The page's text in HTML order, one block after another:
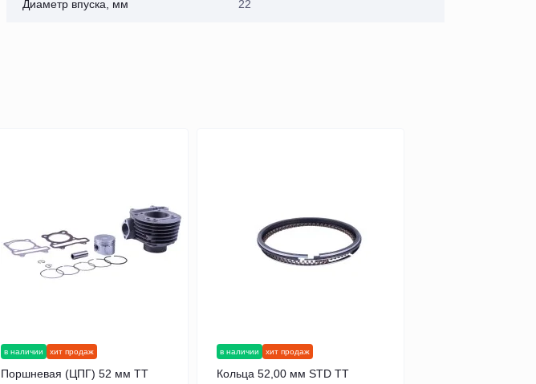
Диаметр впуска, мм 22
в наличии хит продаж
Поршневая (ЦПГ) 52 мм TT
в наличии хит продаж
Кольца 52,00 мм STD TT